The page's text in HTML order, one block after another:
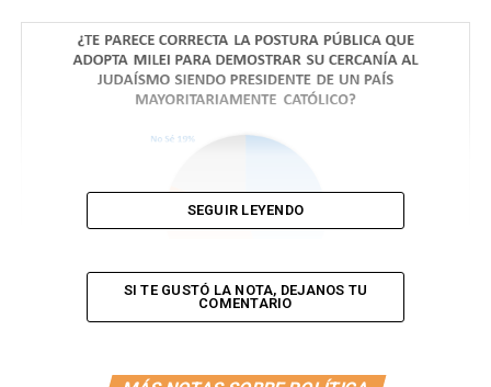
SEGUIR LEYENDO
SI TE GUSTÓ LA NOTA, DEJANOS TU
COMENTARIO